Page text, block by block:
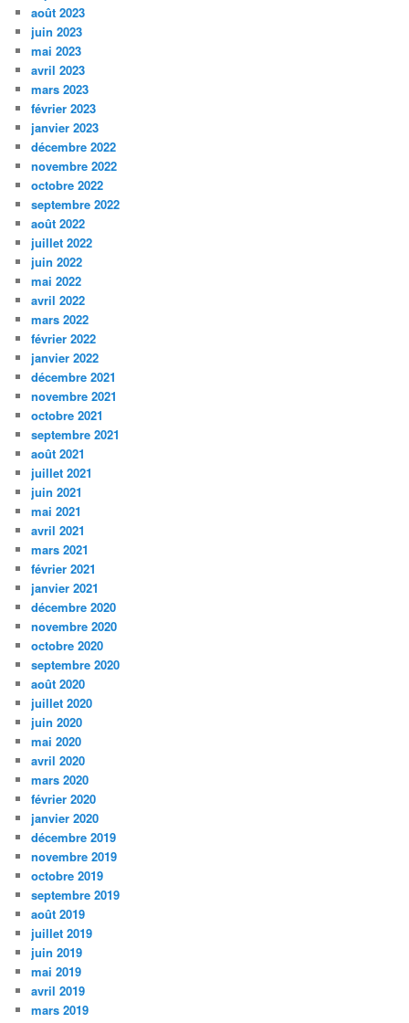
août 2023
juin 2023
mai 2023
avril 2023
mars 2023
février 2023
janvier 2023
décembre 2022
novembre 2022
octobre 2022
septembre 2022
août 2022
juillet 2022
juin 2022
mai 2022
avril 2022
mars 2022
février 2022
janvier 2022
décembre 2021
novembre 2021
octobre 2021
septembre 2021
août 2021
juillet 2021
juin 2021
mai 2021
avril 2021
mars 2021
février 2021
janvier 2021
décembre 2020
novembre 2020
octobre 2020
septembre 2020
août 2020
juillet 2020
juin 2020
mai 2020
avril 2020
mars 2020
février 2020
janvier 2020
décembre 2019
novembre 2019
octobre 2019
septembre 2019
août 2019
juillet 2019
juin 2019
mai 2019
avril 2019
mars 2019